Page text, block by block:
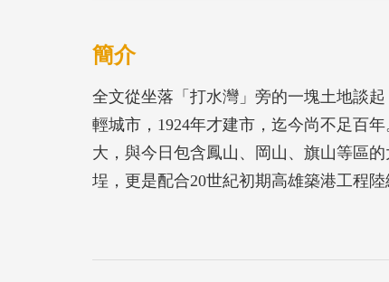
簡介
全文從坐落「打水灣」旁的一塊土地談
輕城市，1924年才建市，迄今尚不足百
大，與今日包含鳳山、岡山、旗山等區
埕，更是配合20世紀初期高雄築港工程
作機會，吸引許多日人落腳於此。高雄